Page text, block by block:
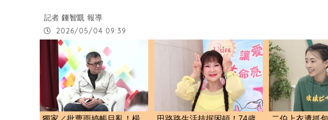
記者 鍾智凱 報導
2026/05/04 09:39